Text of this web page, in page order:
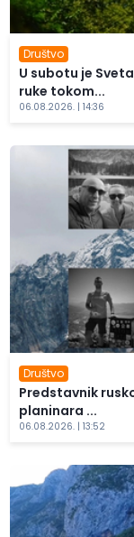
Društvo
U subotu je
ruke tokom...
06.08.2026. | 14:36
Društvo
Predstavnik
planinara ...
06.08.2026. | 13:52